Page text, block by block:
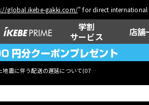
global.ikebe-gakki.com/" for direct international
学割
サービス
店舗
地震に伴う配送の遅延について(07月29日